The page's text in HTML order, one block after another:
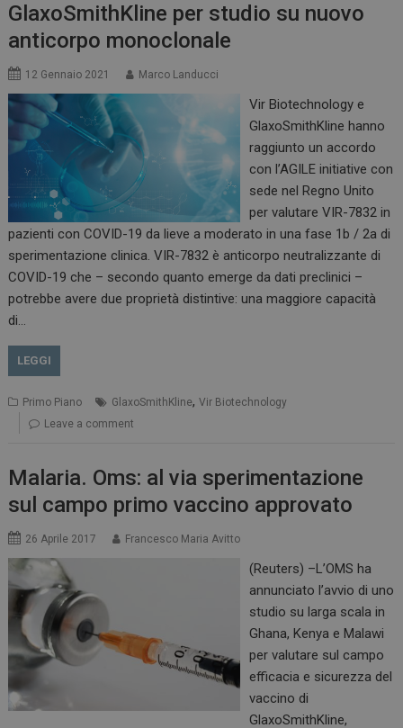
GlaxoSmithKline per studio su nuovo
anticorpo monoclonale
12 Gennaio 2021 Marco Landucci
Vir Biotechnology e
GlaxoSmithKline hanno
raggiunto un accordo
con l’AGILE initiative con
sede nel Regno Unito
per valutare VIR-7832 in
pazienti con COVID-19 da lieve a moderato in una fase 1b / 2a di
sperimentazione clinica. VIR-7832 è anticorpo neutralizzante di
COVID-19 che – secondo quanto emerge da dati preclinici –
potrebbe avere due proprietà distintive: una maggiore capacità
di…
LEGGI
Primo Piano GlaxoSmithKline,Vir Biotechnology
Leave a comment
Malaria. Oms: al via sperimentazione
sul campo primo vaccino approvato
26 Aprile 2017 Francesco Maria Avitto
(Reuters) –L’OMS ha
annunciato l’avvio di uno
studio su larga scala in
Ghana, Kenya e Malawi
per valutare sul campo
efficacia e sicurezza del
vaccino di
GlaxoSmithKline,